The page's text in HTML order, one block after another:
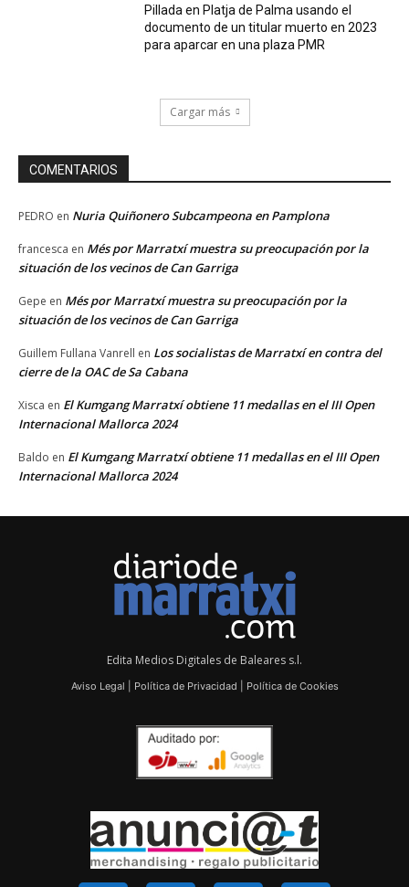
Pillada en Platja de Palma usando el
documento de un titular muerto en 2023
para aparcar en una plaza PMR
Cargar más
COMENTARIOS
PEDRO en Nuria Quiñonero Subcampeona en Pamplona
francesca en Més por Marratxí muestra su preocupación por la
situación de los vecinos de Can Garriga
Gepe en Més por Marratxí muestra su preocupación por la
situación de los vecinos de Can Garriga
Guillem Fullana Vanrell en Los socialistas de Marratxí en contra del
cierre de la OAC de Sa Cabana
Xisca en El Kumgang Marratxí obtiene 11 medallas en el III Open
Internacional Mallorca 2024
Baldo en El Kumgang Marratxí obtiene 11 medallas en el III Open
Internacional Mallorca 2024
Edita Medios Digitales de Baleares s.l.
Aviso Legal Política de Privacidad Política de Cookies